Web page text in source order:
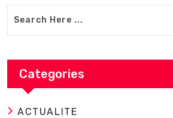
Categories
ACTUALITE